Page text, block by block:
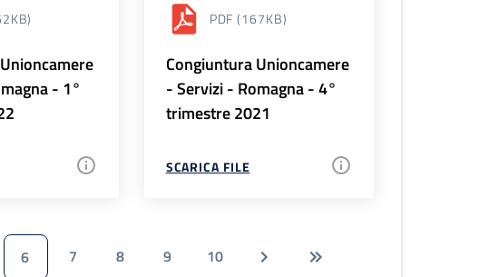
- 1°
PDF (167KB)
Congiuntura Unioncamere
- Servizi - Romagna - 4°
trimestre 2021
SCARICA FILE
6 7 8 9 10